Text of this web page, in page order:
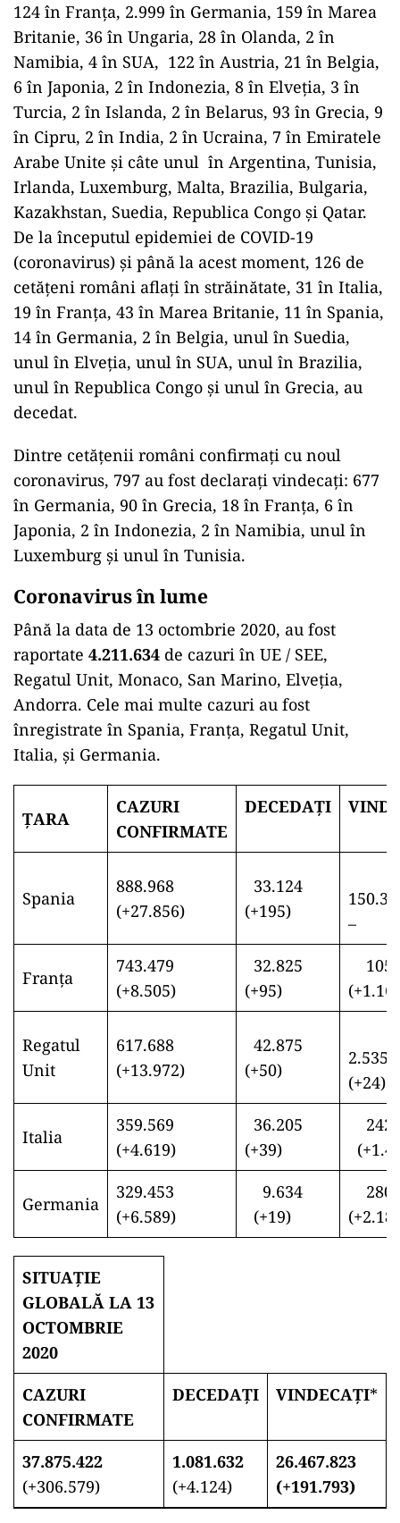
124 în Franța, 2.999 în Germania, 159 în Marea
Britanie, 36 în Ungaria, 28 în Olanda, 2 în
Namibia, 4 în SUA, 122 în Austria, 21 în Belgia,
6 în Japonia, 2 în Indonezia, 8 în Elveția, 3 în
Turcia, 2 în Islanda, 2 în Belarus, 93 în Grecia, 9
în Cipru, 2 în India, 2 în Ucraina, 7 în Emiratele
Arabe Unite și câte unul în Argentina, Tunisia,
Irlanda, Luxemburg, Malta, Brazilia, Bulgaria,
Kazakhstan, Suedia, Republica Congo și Qatar.
De la începutul epidemiei de COVID-19
(coronavirus) și până la acest moment, 126 de
cetățeni români aflați în străinătate, 31 în Italia,
19 în Franța, 43 în Marea Britanie, 11 în Spania,
14 în Germania, 2 în Belgia, unul în Suedia,
unul în Elveția, unul în SUA, unul în Brazilia,
unul în Republica Congo și unul în Grecia, au
decedat.
Dintre cetățenii români confirmați cu noul
coronavirus, 797 au fost declarați vindecați: 677
în Germania, 90 în Grecia, 18 în Franța, 6 în
Japonia, 2 în Indonezia, 2 în Namibia, unul în
Luxemburg și unul în Tunisia.
Coronavirus în lume
Până la data de 13 octombrie 2020, au fost
raportate 4.211.634 de cazuri în UE / SEE,
Regatul Unit, Monaco, San Marino, Elveția,
Andorra. Cele mai multe cazuri au fost
înregistrate în Spania, Franţa, Regatul Unit,
Italia, și Germania.
ŢARA
CAZURI
CONFIRMATE
DECEDAȚI
Spania
888.968
(+27.856)
33.124
(+195)
–
Franţa
743.479
(+8.505)
32.825
(+95)
Regatul
Unit
617.688
(+13.972)
42.875
(+50)
(+24)
Italia
359.569
(+4.619)
36.205
(+39)
Germania
329.453
(+6.589)
9.634
(+19)
SITUAȚIE
GLOBALĂ LA 13
OCTOMBRIE
2020
CAZURI
CONFIRMATE
DECEDAȚI VINDECAȚI*
37.875.422
(+306.579)
1.081.632
(+4.124)
26.467.823
(+191.793)